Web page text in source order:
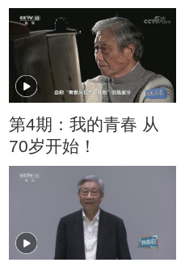
界艺术！
第4期：我的青春 从
70岁开始！